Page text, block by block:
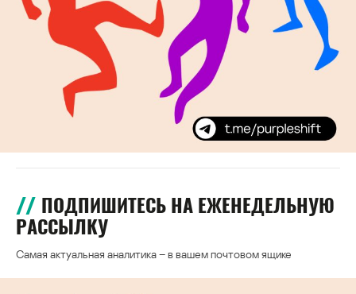
ПОДПИШИТЕСЬ НА ЕЖЕНЕДЕЛЬНУЮ
РАССЫЛКУ
Самая актуальная аналитика – в вашем почтовом ящике